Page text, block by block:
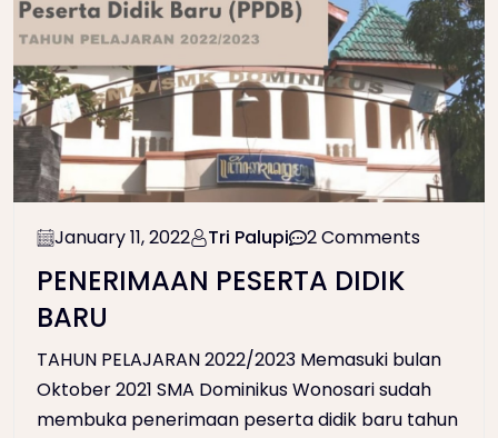
January 11, 2022 Tri Palupi 2 Comments
PENERIMAAN PESERTA DIDIK
BARU
TAHUN PELAJARAN 2022/2023 Memasuki bulan
Oktober 2021 SMA Dominikus Wonosari sudah
membuka penerimaan peserta didik baru tahun